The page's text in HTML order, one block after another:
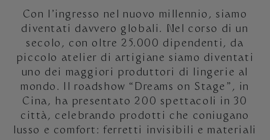
Con l’ingresso nel nuovo millennio, siamo
diventati davvero globali. Nel corso di un
secolo, con oltre 25.000 dipendenti, da
piccolo atelier di artigiane siamo diventati
uno dei maggiori produttori di lingerie al
mondo. Il roadshow “Dreams on Stage”, in
Cina, ha presentato 200 spettacoli in 30
città, celebrando prodotti che coniugano
lusso e comfort: ferretti invisibili e materiali